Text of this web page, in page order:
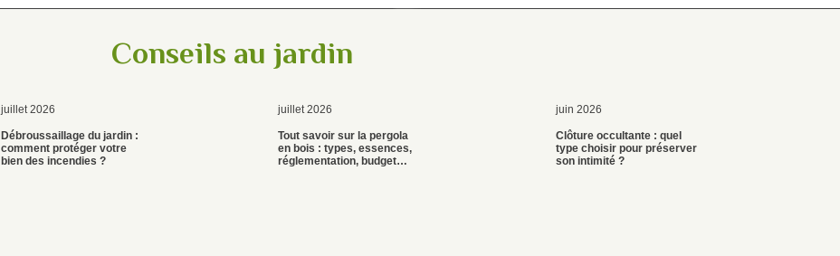
Conseils au jardin
juillet 2026
Débroussaillage du jardin :
comment protéger votre
bien des incendies ?
juillet 2026
Tout savoir sur la pergola
en bois : types, essences,
réglementation, budget…
juin 2026
Clôture occultante : quel
type choisir pour préserver
son intimité ?